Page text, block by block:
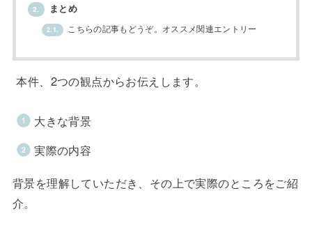
2. まとめ
2.1. こちらの記事もどうぞ。オススメ関連エントリー
本件、2つの観点からお伝えします。
大きな背景
実際の内容
背景を理解していただき、その上で実際のところをご紹
介。